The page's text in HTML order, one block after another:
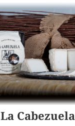
La Cabezuela